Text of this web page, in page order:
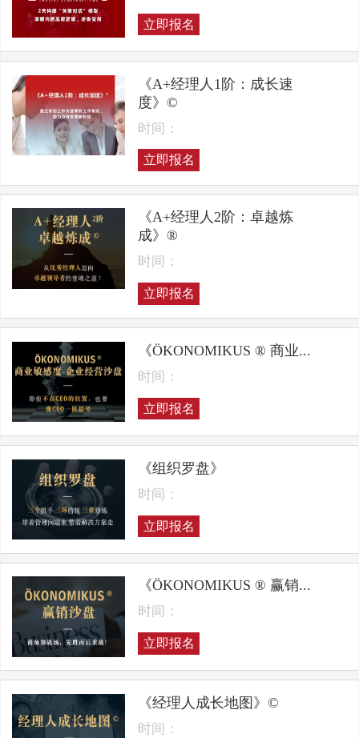
立即报名
《A+经理人1阶：成长速
度》©
时间：
立即报名
《A+经理人2阶：卓越炼
成》®
时间：
立即报名
《ÖKONOMIKUS ® 商业...
时间：
立即报名
《组织罗盘》
时间：
立即报名
《ÖKONOMIKUS ® 赢销...
时间：
立即报名
《经理人成长地图》©
时间：